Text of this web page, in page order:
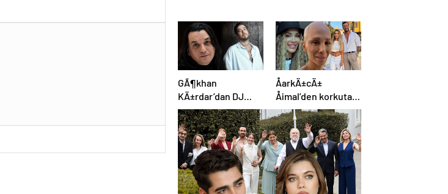
GÃ¶khan
KÄ±rdar’dan DJ
Mahmut Orhan’a
dava:Â VicdanÄ±m
izin vermiyordu
ÅarkÄ±cÄ±
Åimal’den korkutan
haber: NiÅanlÄ±sÄ±
durumunu
aÃ§Ä±kladÄ±